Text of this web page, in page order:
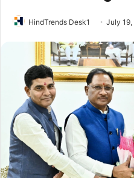
HindTrends Desk1 July